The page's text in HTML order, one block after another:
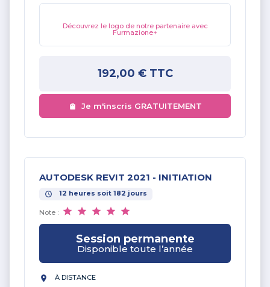
Découvrez le logo de notre partenaire avec
Furmazione+
192,00 €TTC
Je m'inscris GRATUITEMENT
AUTODESK REVIT 2021 - INITIATION
12 heures soit 182 jours
Note :
Session permanente
Disponible toute l’année
À DISTANCE